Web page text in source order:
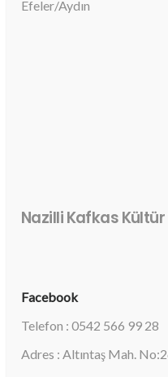
Efeler/Aydın
Nazilli Kafkas
Facebook
Telefon : 0542 566 99 28
Adres : Altıntaş Mah.